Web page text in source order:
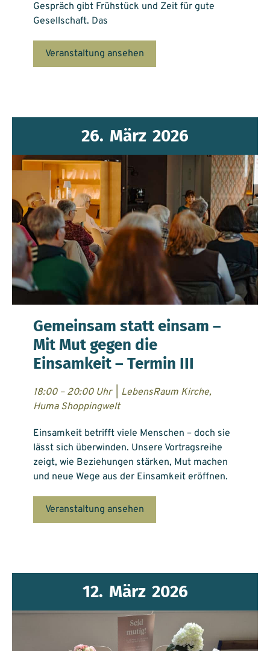
Gespräch gibt Frühstück und Zeit für gute
Gesellschaft. Das
Veranstaltung ansehen
26. März 2026
Gemeinsam statt einsam –
Mit Mut gegen die
Einsamkeit – Termin III
18:00 – 20:00 Uhr
LebensRaum Kirche,
Huma Shoppingwelt
Einsamkeit betrifft viele Menschen – doch sie
lässt sich überwinden. Unsere Vortragsreihe
zeigt, wie Beziehungen stärken, Mut machen
und neue Wege aus der Einsamkeit eröffnen.
Veranstaltung ansehen
12. März 2026